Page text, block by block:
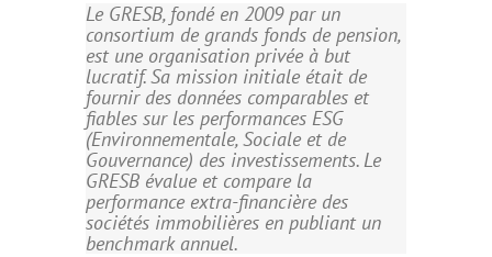
Le GRESB, fondé en 2009 par un
consortium de grands fonds de pension,
est une organisation privée à but
lucratif. Sa mission initiale était de
fournir des données comparables et
fiables sur les performances ESG
(Environnementale, Sociale et de
Gouvernance) des investissements. Le
GRESB évalue et compare la
performance extra-financière des
sociétés immobilières en publiant un
benchmark annuel.